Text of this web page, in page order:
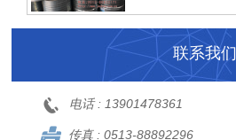
联系我们
电话 :13901478361
传真 :0513-88892296